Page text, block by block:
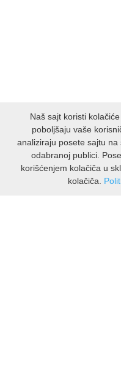
Naš sajt koristi
poboljšaju vaše
analiziraju posete sajtu
odabranoj publici.
korišćenjem kolačiča u
kolačiča.